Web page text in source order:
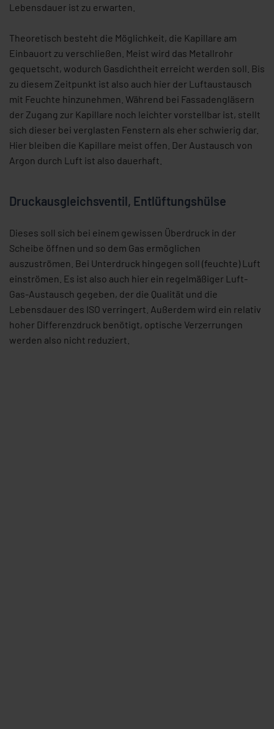
Lebensdauer ist zu erwarten.
Theoretisch besteht die Möglichkeit, die Kapillare am
Einbauort zu verschließen. Meist wird das Metallrohr
gequetscht, wodurch Gasdichtheit erreicht werden soll. Bis
zu diesem Zeitpunkt ist also auch hier der Luftaustausch
mit Feuchte hinzunehmen. Während bei Fassadengläsern
der Zugang zur Kapillare noch leichter vorstellbar ist, stellt
sich dieser bei verglasten Fenstern als eher schwierig dar.
Hier bleiben die Kapillare meist offen. Der Austausch von
Argon durch Luft ist also dauerhaft.
Druckausgleichsventil, Entlüftungshülse
Dieses soll sich bei einem gewissen Überdruck in der
Scheibe öffnen und so dem Gas ermöglichen
auszuströmen. Bei Unterdruck hingegen soll (feuchte) Luft
einströmen. Es ist also auch hier ein regelmäßiger Luft-
Gas-Austausch gegeben, der die Qualität und die
Lebensdauer des ISO verringert. Außerdem wird ein relativ
hoher Differenzdruck benötigt, optische Verzerrungen
werden also nicht reduziert.